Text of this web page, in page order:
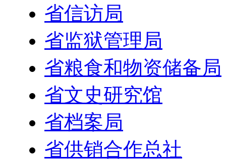
省信访局
省监狱管理局
省粮食和物资储备局
省文史研究馆
省档案局
省供销合作总社